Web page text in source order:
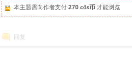
本主题需向作者支付270 c4s币才能浏览
回复